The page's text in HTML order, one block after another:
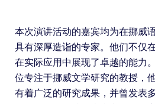
本次演讲活动的嘉宾均为在挪威
具有深厚造诣的专家。他们不仅
在实际应用中展现了卓越的能力
位专注于挪威文学研究的教授，
有着广泛的研究成果，并曾发表